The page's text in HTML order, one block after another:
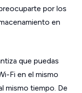
por los
en
que puedas
Fi en el mismo
mismo tiempo. De